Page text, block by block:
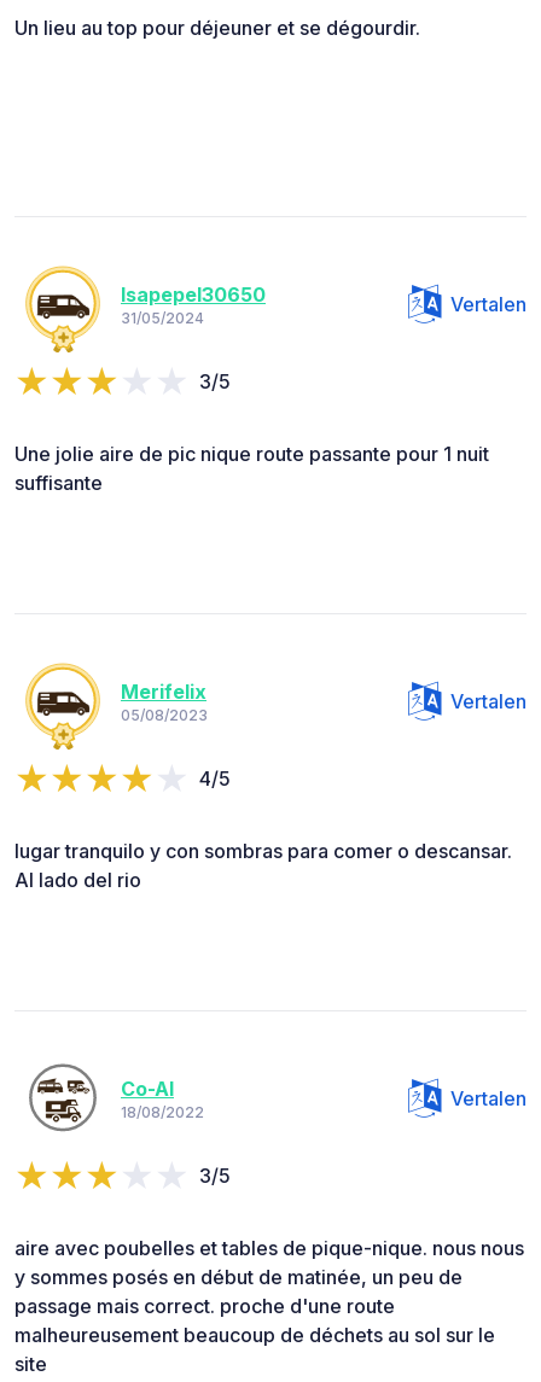
Un lieu au top pour déjeuner et se dégourdir.
Isapepel30650
31/05/2024
Vertalen
3/5
Une jolie aire de pic nique route passante pour 1 nuit
suffisante
Merifelix
05/08/2023
Vertalen
4/5
lugar tranquilo y con sombras para comer o descansar.
Al lado del rio
Co-Al
18/08/2022
Vertalen
3/5
aire avec poubelles et tables de pique-nique. nous nous
y sommes posés en début de matinée, un peu de
passage mais correct. proche d'une route
malheureusement beaucoup de déchets au sol sur le
site